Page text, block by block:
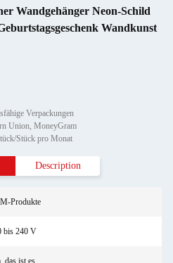
Wandgehänger Neon-Schild
Wandkunst
Verpackungen
Union, MoneyGram
Stück pro Monat
Description
Produkte
bis 240 V
das ist es.